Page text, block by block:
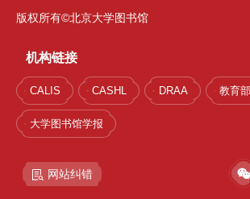
1 / 23
版权所有©北京大学图书馆
机构链接
CALIS CASHL DRAA 教育
大学图书馆学报
网站纠错